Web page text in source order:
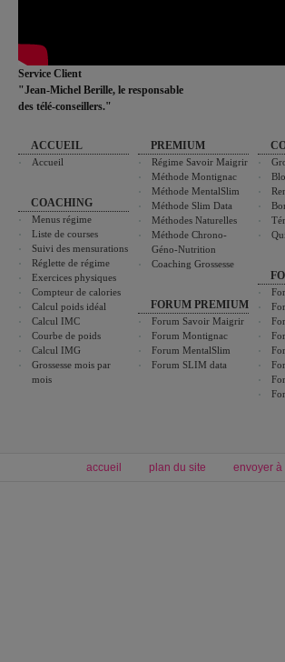
Service Client
"Jean-Michel Berille, le responsable
des télé-conseillers."
ACCUEIL
Accueil
COACHING
Menus régime
Liste de courses
Suivi des mensurations
Réglette de régime
Exercices physiques
Compteur de calories
Calcul poids idéal
Calcul IMC
Courbe de poids
Calcul IMG
Grossesse mois par
mois
PREMIUM
Régime Savoir Maigrir
Méthode Montignac
Méthode MentalSlim
Méthode Slim Data
Méthodes Naturelles
Méthode Chrono-
Géno-Nutrition
Coaching Grossesse
FORUM PREMIUM
Forum Savoir Maigrir
Forum Montignac
Forum MentalSlim
Forum SLIM data
accueil plan du site envoyer à